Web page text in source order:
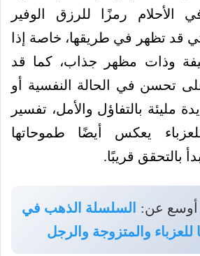
الأحلام رمزًا للرزق الوفير
قد تظهر في طريقها، خاصة إذا
وذات مظهر جذاب، كما قد
تحسن في الحالة النفسية أو
مليئة بالتفاؤل والأمل، تفسير
يعكس أيضًا طموحاتها
بالتحقق قريبًا.
أوسع عن:
السلسلة الذهب في
للعزباء والمتزوجة والرجل